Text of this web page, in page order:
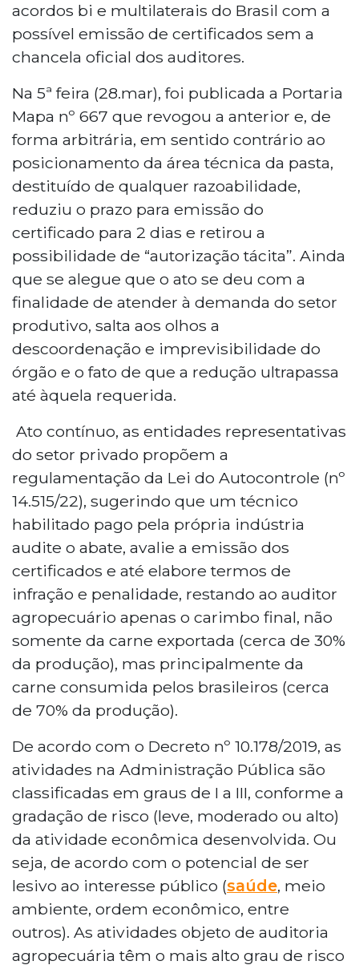
acordos bi e multilaterais do Brasil com a
possível emissão de certificados sem a
chancela oficial dos auditores.
Na 5ª feira (28.mar), foi publicada a Portaria
Mapa nº 667 que revogou a anterior e, de
forma arbitrária, em sentido contrário ao
posicionamento da área técnica da pasta,
destituído de qualquer razoabilidade,
reduziu o prazo para emissão do
certificado para 2 dias e retirou a
possibilidade de “autorização tácita”. Ainda
que se alegue que o ato se deu com a
finalidade de atender à demanda do setor
produtivo, salta aos olhos a
descoordenação e imprevisibilidade do
órgão e o fato de que a redução ultrapassa
até àquela requerida.
Ato contínuo, as entidades representativas
do setor privado propõem a
regulamentação da Lei do Autocontrole (nº
14.515/22), sugerindo que um técnico
habilitado pago pela própria indústria
audite o abate, avalie a emissão dos
certificados e até elabore termos de
infração e penalidade, restando ao auditor
agropecuário apenas o carimbo final, não
somente da carne exportada (cerca de 30%
da produção), mas principalmente da
carne consumida pelos brasileiros (cerca
de 70% da produção).
De acordo com o Decreto nº 10.178/2019, as
atividades na Administração Pública são
classificadas em graus de I a III, conforme a
gradação de risco (leve, moderado ou alto)
da atividade econômica desenvolvida. Ou
seja, de acordo com o potencial de ser
lesivo ao interesse público (saúde, meio
ambiente, ordem econômico, entre
outros). As atividades objeto de auditoria
agropecuária têm o mais alto grau de risco